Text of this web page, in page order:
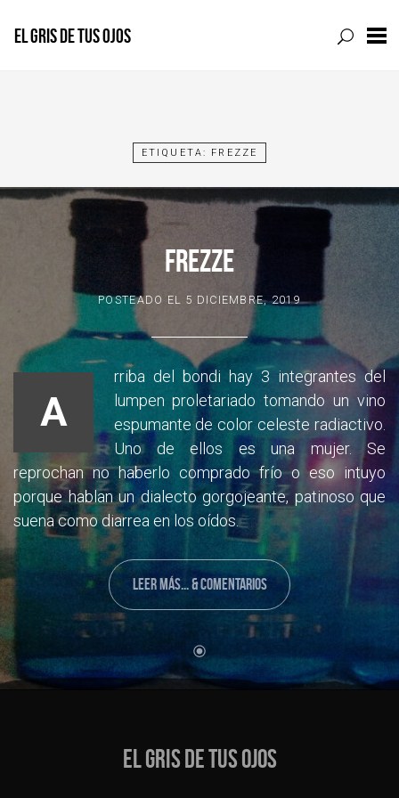
EL GRIS DE TUS OJOS
ETIQUETA: FREZZE
FREZZE
POSTEADO EL 5 DICIEMBRE, 2019
A
rriba del bondi hay 3 integrantes del
lumpen proletariado tomando un vino
espumante de color celeste radiactivo.
Uno de ellos es una mujer. Se
reprochan no haberlo comprado frío o eso intuyo
porque hablan un dialecto gorgojeante, patinoso que
suena como diarrea en los oídos.
LEER MÁS... & COMENTARIOS
EL GRIS DE TUS OJOS